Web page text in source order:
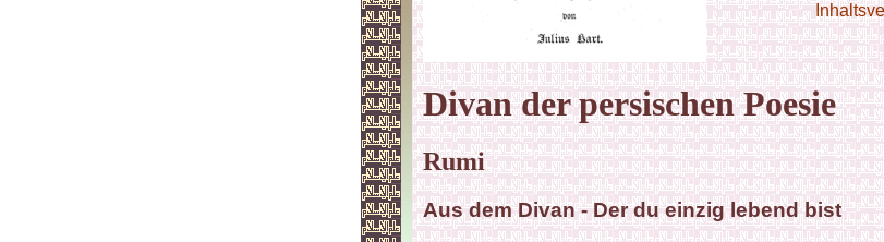
Divan der persischen Poesie
Rumi
Aus dem Divan - Der du einzig lebend bist